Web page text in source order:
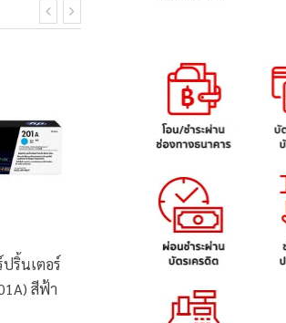
ริ้นเตอร์
สีฟ้า
ตลับหมึกเลเซอร์ปริ้นเตอร์
Ricoh SP 330H (408282)